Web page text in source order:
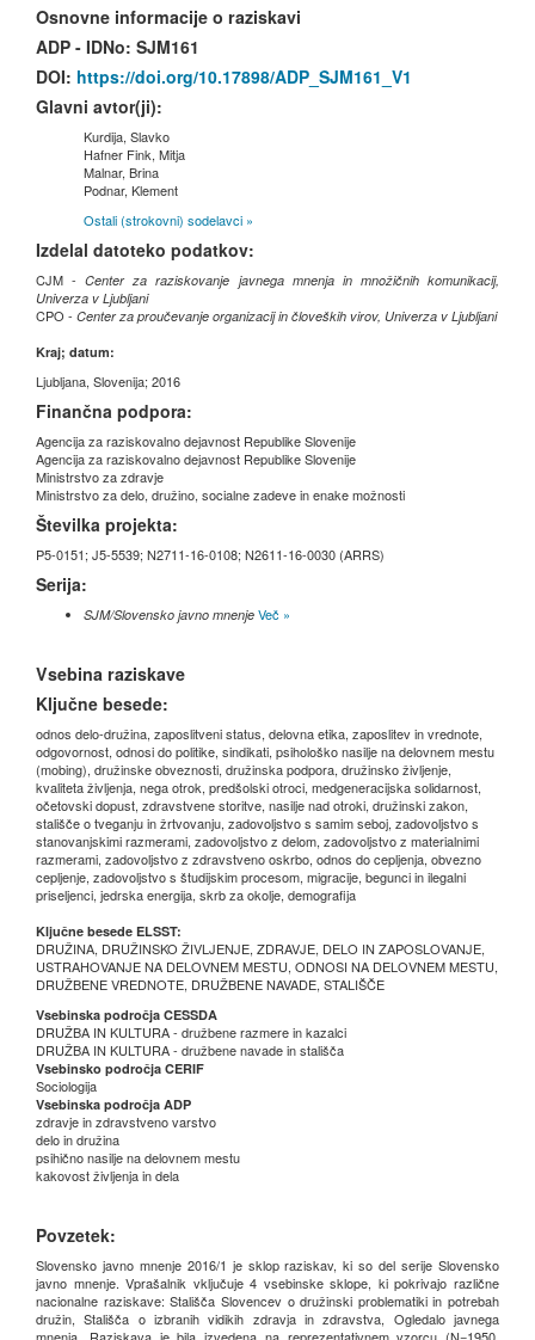
Osnovne informacije o raziskavi
ADP - IDNo: SJM161
DOI: https://doi.org/10.17898/ADP_SJM161_V1
Glavni avtor(ji):
Kurdija, Slavko
Hafner Fink, Mitja
Malnar, Brina
Podnar, Klement
Ostali (strokovni) sodelavci »
Izdelal datoteko podatkov:
CJM -Center za raziskovanje javnega mnenja in množičnih komunikacij,
Univerza v Ljubljani
CPO - Center za proučevanje organizacij in človeških virov, Univerza v Ljubljani
Kraj; datum:
Ljubljana, Slovenija; 2016
Finančna podpora:
Agencija za raziskovalno dejavnost Republike Slovenije
Agencija za raziskovalno dejavnost Republike Slovenije
Ministrstvo za zdravje
Ministrstvo za delo, družino, socialne zadeve in enake možnosti
Številka projekta:
P5-0151; J5-5539; N2711-16-0108; N2611-16-0030 (ARRS)
Serija:
SJM/Slovensko javno mnenje Več »
Vsebina raziskave
Ključne besede:
odnos delo-družina, zaposlitveni status, delovna etika, zaposlitev in vrednote,
odgovornost, odnosi do politike, sindikati, psihološko nasilje na delovnem mestu
(mobing), družinske obveznosti, družinska podpora, družinsko življenje,
kvaliteta življenja, nega otrok, predšolski otroci, medgeneracijska solidarnost,
očetovski dopust, zdravstvene storitve, nasilje nad otroki, družinski zakon,
stališče o tveganju in žrtvovanju, zadovoljstvo s samim seboj, zadovoljstvo s
stanovanjskimi razmerami, zadovoljstvo z delom, zadovoljstvo z materialnimi
razmerami, zadovoljstvo z zdravstveno oskrbo, odnos do cepljenja, obvezno
cepljenje, zadovoljstvo s študijskim procesom, migracije, begunci in ilegalni
priseljenci, jedrska energija, skrb za okolje, demografija
Ključne besede ELSST:
DRUŽINA, DRUŽINSKO ŽIVLJENJE, ZDRAVJE, DELO IN ZAPOSLOVANJE,
USTRAHOVANJE NA DELOVNEM MESTU, ODNOSI NA DELOVNEM MESTU,
DRUŽBENE VREDNOTE, DRUŽBENE NAVADE, STALIŠČE
Vsebinska področja CESSDA
DRUŽBA IN KULTURA - družbene razmere in kazalci
DRUŽBA IN KULTURA - družbene navade in stališča
Vsebinsko področja CERIF
Sociologija
Vsebinska področja ADP
zdravje in zdravstveno varstvo
delo in družina
psihično nasilje na delovnem mestu
kakovost življenja in dela
Povzetek:
Slovensko javno mnenje 2016/1 je sklop raziskav, ki so del serije Slovensko
javno mnenje. Vprašalnik vključuje 4 vsebinske sklope, ki pokrivajo različne
nacionalne raziskave: Stališča Slovencev o družinski problematiki in potrebah
družin, Stališča o izbranih vidikih zdravja in zdravstva, Ogledalo javnega